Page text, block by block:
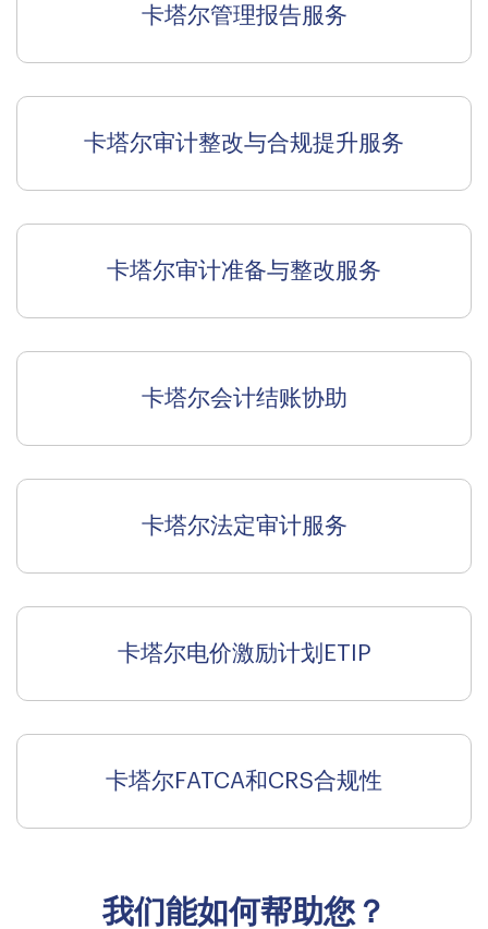
卡塔尔管理报告服务
卡塔尔审计整改与合规提升服务
卡塔尔审计准备与整改服务
卡塔尔会计结账协助
卡塔尔法定审计服务
卡塔尔电价激励计划ETIP
卡塔尔FATCA和CRS合规性
我们能如何帮助您？